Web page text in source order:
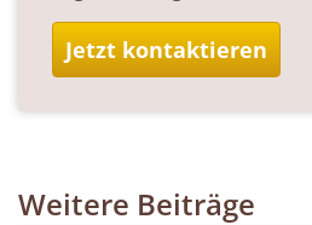
Jetzt kontaktieren
Weitere Beiträge